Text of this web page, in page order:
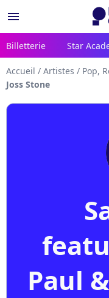
menu
Billetterie Star
Accueil / Artistes / Pop,
Joss Stone
Paul